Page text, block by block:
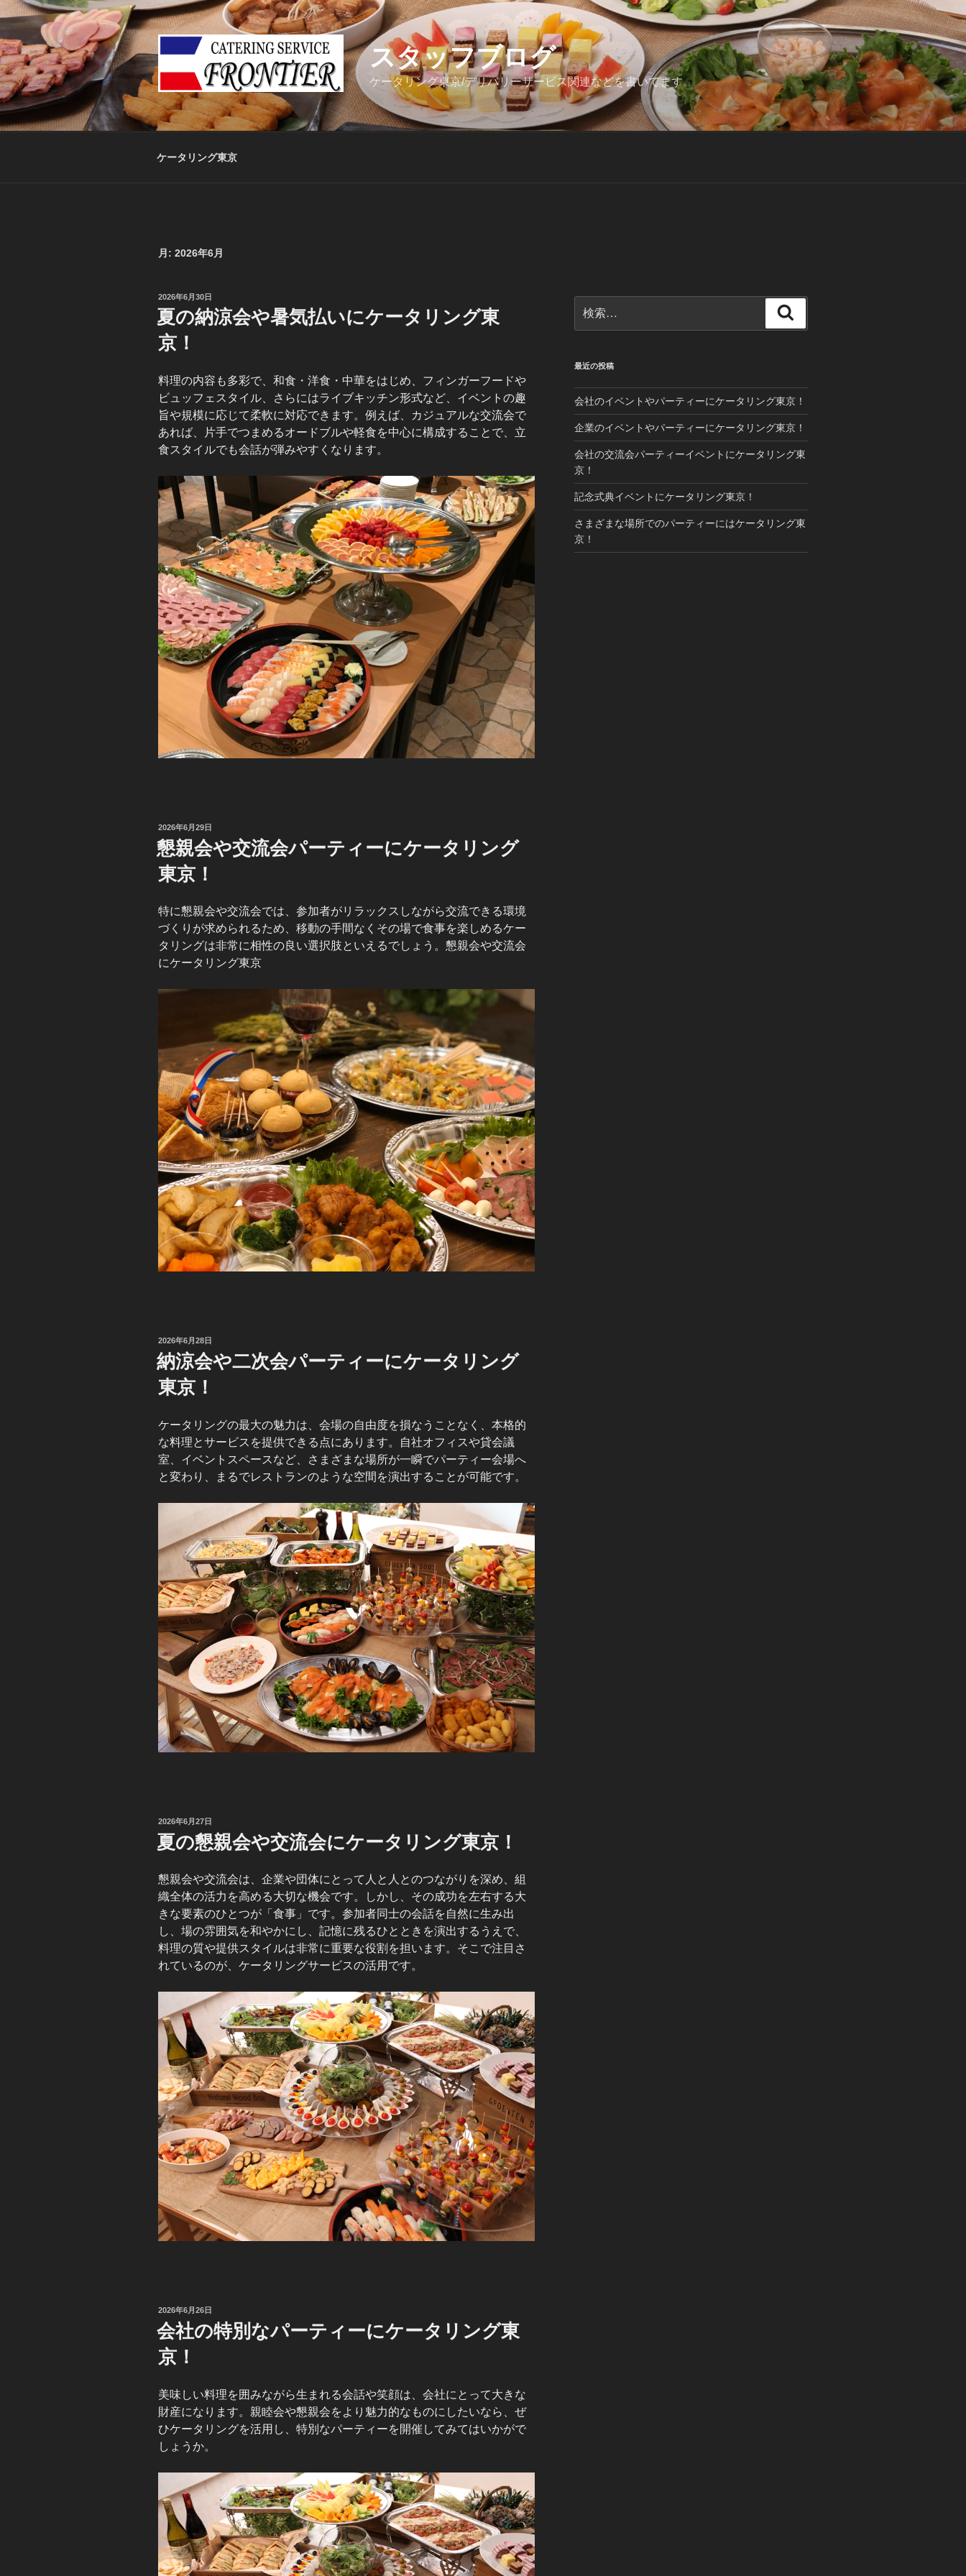
テ
ン
ツ
へ
ス
キ
スタッフブログ
ケータリング東京/デリバリーサービス関連などを書いてます。
ケータリング東京
月: 2026年6月
投
稿
日:
2026年6月30日
夏の納涼会や暑気払いにケータリング東
京！
料理の内容も多彩で、和食・洋食・中華をはじめ、フィンガーフードや
ビュッフェスタイル、さらにはライブキッチン形式など、イベントの趣
旨や規模に応じて柔軟に対応できます。例えば、カジュアルな交流会で
あれば、片手でつまめるオードブルや軽食を中心に構成することで、立
食スタイルでも会話が弾みやすくなります。
投
稿
日:
2026年6月29日
懇親会や交流会パーティーにケータリング
東京！
特に懇親会や交流会では、参加者がリラックスしながら交流できる環境
づくりが求められるため、移動の手間なくその場で食事を楽しめるケー
タリングは非常に相性の良い選択肢といえるでしょう。懇親会や交流会
にケータリング東京
投
稿
日:
2026年6月28日
納涼会や二次会パーティーにケータリング
東京！
ケータリングの最大の魅力は、会場の自由度を損なうことなく、本格的
な料理とサービスを提供できる点にあります。自社オフィスや貸会議
室、イベントスペースなど、さまざまな場所が一瞬でパーティー会場へ
と変わり、まるでレストランのような空間を演出することが可能です。
投
稿
日:
2026年6月27日
夏の懇親会や交流会にケータリング東京！
懇親会や交流会は、企業や団体にとって人と人とのつながりを深め、組
織全体の活力を高める大切な機会です。しかし、その成功を左右する大
きな要素のひとつが「食事」です。参加者同士の会話を自然に生み出
し、場の雰囲気を和やかにし、記憶に残るひとときを演出するうえで、
料理の質や提供スタイルは非常に重要な役割を担います。そこで注目さ
れているのが、ケータリングサービスの活用です。
投
稿
日:
2026年6月26日
会社の特別なパーティーにケータリング東
京！
美味しい料理を囲みながら生まれる会話や笑顔は、会社にとって大きな
財産になります。親睦会や懇親会をより魅力的なものにしたいなら、ぜ
ひケータリングを活用し、特別なパーティーを開催してみてはいかがで
しょうか。
索:
索
最近の投稿
会社のイベントやパーティーにケータリング東京！
企業のイベントやパーティーにケータリング東京！
会社の交流会パーティーイベントにケータリング東
京！
記念式典イベントにケータリング東京！
さまざまな場所でのパーティーにはケータリング東
京！